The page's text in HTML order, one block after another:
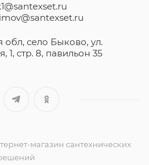
обл, село Быково, ул.
1, стр. 8, павильон 35
магазин сантехнических